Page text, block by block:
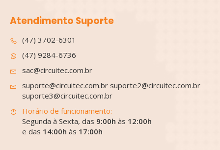
Atendimento Suporte
(47) 3702-6301
(47) 9284-6736
sac@circuitec.com.br
suporte@circuitec.com.br suporte2@circuitec.com.br
suporte3@circuitec.com.br
Horário de funcionamento:
Segunda à Sexta, das 9:00h às 12:00h
e das 14:00h às 17:00h